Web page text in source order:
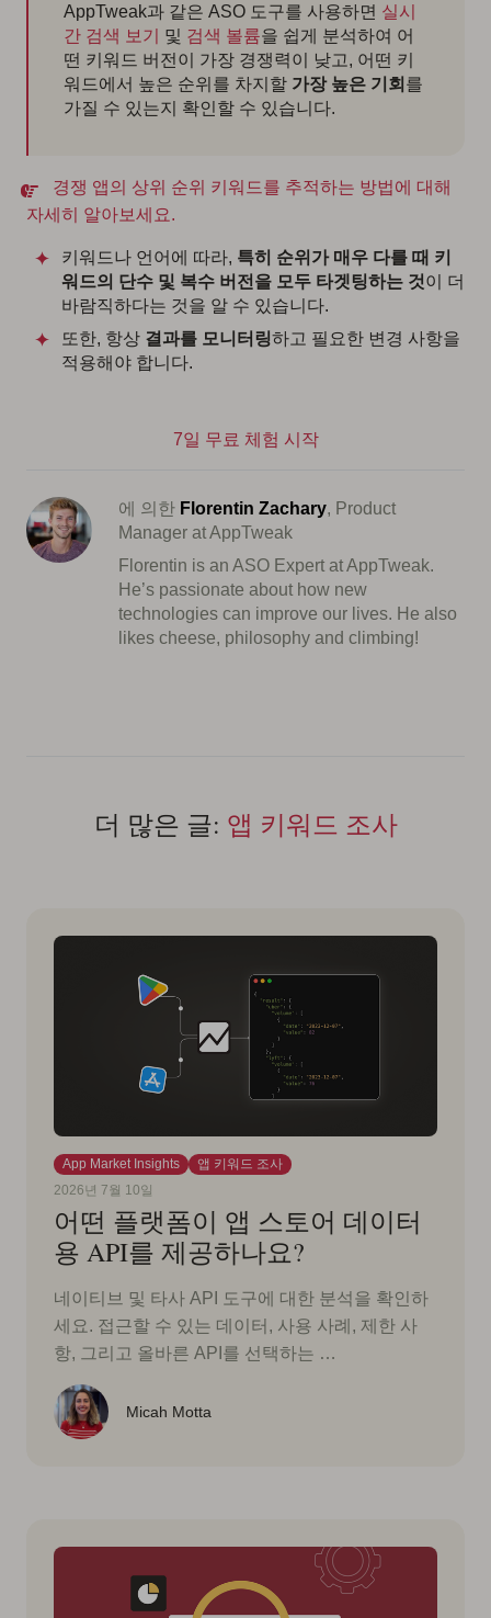
AppTweak과 같은 ASO 도구를 사용하면 실시
간 검색 보기
및 검색 볼륨을 쉽게 분석하여 어
떤 키워드 버전이 가장 경쟁력이 낮고, 어떤 키
워드에서 높은 순위를 차지할 가장 높은 기회 를
가질 수 있는지 확인할 수 있습니다.
경쟁 앱의 상위 순위 키워드를 추적하는 방법에 대해
자세히 알아보세요.
키워드나 언어에 따라, 특히 순위가 매우 다를 때 키
워드의 단수 및 복수 버전을 모두 타겟팅하는 것이 더
바람직하다는 것을 알 수 있습니다.
또한, 항상 결과를 모니터링하고 필요한 변경 사항을
적용해야 합니다.
7일 무료 체험 시작
에 의한 Florentin Zachary, Product
Manager at AppTweak
Florentin is an ASO Expert at AppTweak.
He’s passionate about how new
technologies can improve our lives. He also
likes cheese, philosophy and climbing!
더 많은 글: 앱 키워드 조사
App Market Insights
앱 키워드 조사
2026년 7월 10일
어떤 플랫폼이 앱 스토어 데이터
용 API를 제공하나요?
네이티브 및 타사 API 도구에 대한 분석을 확인하
세요. 접근할 수 있는 데이터, 사용 사례, 제한 사
항, 그리고 올바른 API를 선택하는 …
Micah Motta